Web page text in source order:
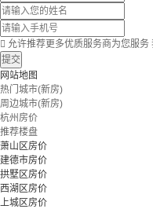
 允许推荐更多优质服务商为您服务
提交
网站地图
热门城市(新房)
周边城市(新房)
杭州房价
推荐楼盘
萧山区房价
建德市房价
拱墅区房价
西湖区房价
上城区房价